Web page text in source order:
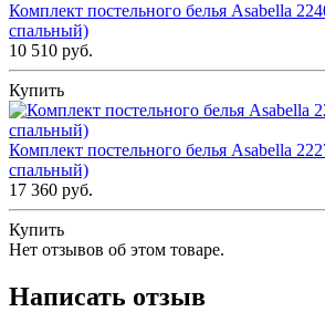
Комплект постельного белья Asabella
спальный)
10 510 руб.
Купить
Комплект постельного белья Asabella
спальный)
17 360 руб.
Купить
Нет отзывов об этом товаре.
Написать отзыв